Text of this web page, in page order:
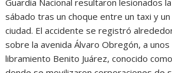
sábado tras un choque entre un taxi y
ciudad. El accidente se registró
sobre la avenida Álvaro Obregón, a
libramiento Benito Juárez, conocido